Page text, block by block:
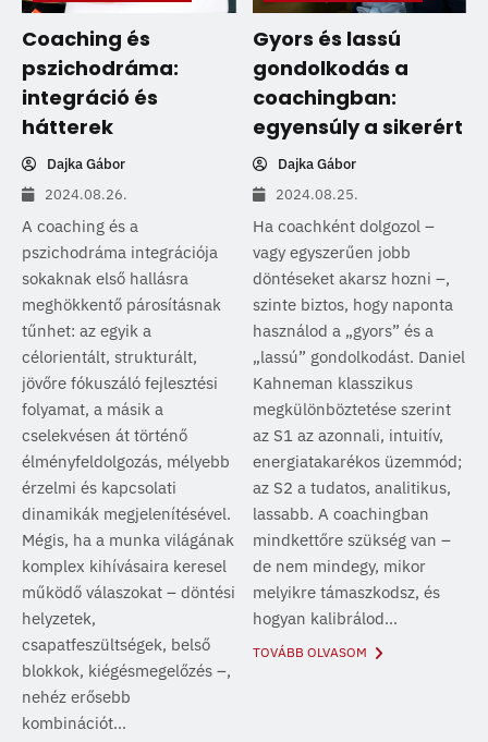
Coaching és
pszichodráma:
integráció és
hátterek
Dajka Gábor
2024.08.26.
A coaching és a
pszichodráma integrációja
sokaknak első hallásra
meghökkentő párosításnak
tűnhet: az egyik a
célorientált, strukturált,
jövőre fókuszáló fejlesztési
folyamat, a másik a
cselekvésen át történő
élményfeldolgozás, mélyebb
érzelmi és kapcsolati
dinamikák megjelenítésével.
Mégis, ha a munka világának
komplex kihívásaira keresel
működő válaszokat – döntési
helyzetek,
csapatfeszültségek, belső
blokkok, kiégésmegelőzés –,
nehéz erősebb
kombinációt...
Gyors és lassú
gondolkodás a
coachingban:
egyensúly a sikerért
Dajka Gábor
2024.08.25.
Ha coachként dolgozol –
vagy egyszerűen jobb
döntéseket akarsz hozni –,
szinte biztos, hogy naponta
használod a „gyors” és a
„lassú” gondolkodást. Daniel
Kahneman klasszikus
megkülönböztetése szerint
az S1 az azonnali, intuitív,
energiatakarékos üzemmód;
az S2 a tudatos, analitikus,
lassabb. A coachingban
mindkettőre szükség van –
de nem mindegy, mikor
melyikre támaszkodsz, és
hogyan kalibrálod...
TOVÁBB OLVASOM